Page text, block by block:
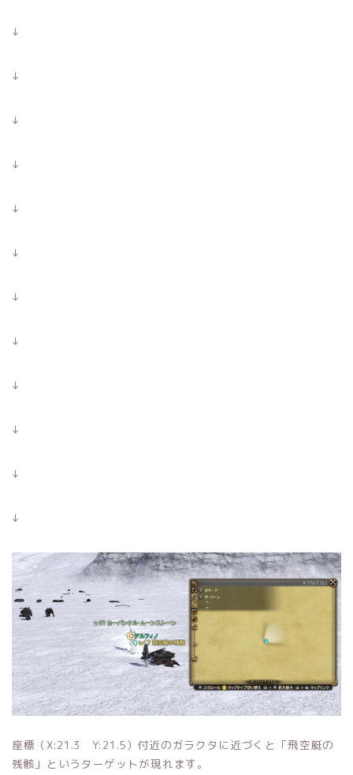
↓
↓
↓
↓
↓
↓
↓
↓
↓
↓
↓
↓
座標（X:21.3 Y:21.5）付近のガラクタに近づくと「飛空艇の
残骸」というターゲットが現れます。